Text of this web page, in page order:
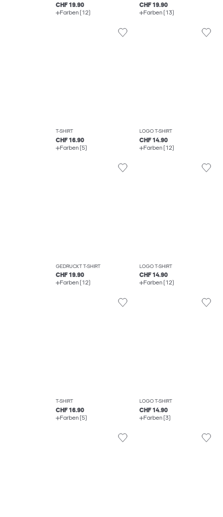
CHF 19.90
Farben (12)
CHF 19.90
Farben (13)
T-SHIRT
CHF 16.90
Farben (5)
LOGO T-SHIRT
CHF 14.90
Farben (12)
GEDRUCKT T-SHIRT
CHF 19.90
Farben (12)
LOGO T-SHIRT
CHF 14.90
Farben (12)
T-SHIRT
CHF 16.90
Farben (5)
LOGO T-SHIRT
CHF 14.90
Farben (3)